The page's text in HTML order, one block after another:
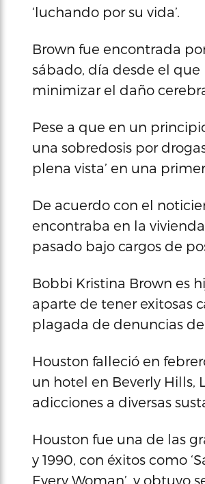
‘luchando por su vida’.
Brown fue encontrada
sábado, día desde el
minimizar el daño
Pese a que en un
una sobredosis por
plena vista’ en una
De acuerdo con el
encontraba en la
pasado bajo cargos de
Bobbi Kristina Brown es
aparte de tener exitosas
plagada de denuncias
Houston falleció en
un hotel en Beverly Hills,
adicciones a diversas
Houston fue una de las
y 1990, con éxitos como
Every Woman’, y obtuvo